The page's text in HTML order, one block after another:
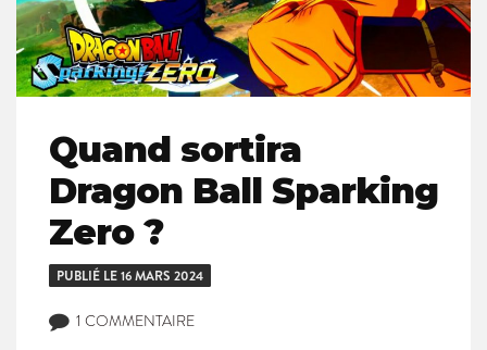
Quand sortira
Dragon Ball Sparking
Zero ?
PUBLIÉ LE16 MARS 2024
1 COMMENTAIRE